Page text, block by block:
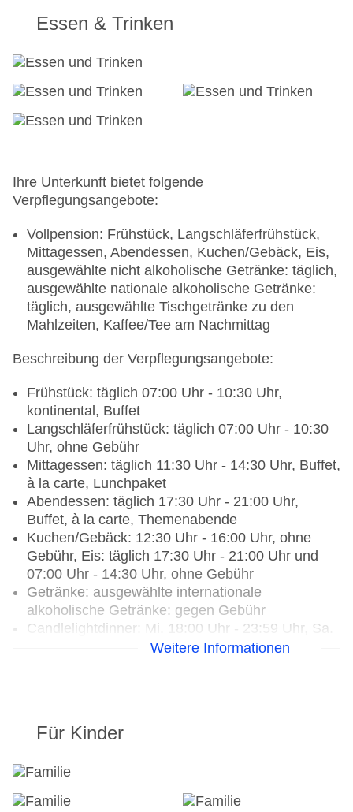
Wellnessbereich, Liegen
Pool „18m-Sport-Pool“: Indoor, beheizbar, im
Wellnessbereich, Liegen
Kinderpool „Kinderaußenpool“: saisonabhängig,
Outdoor, mit Außenbecken, im Wellnessbereich
beheizbar, Liegen, Liegestühle, Sonnenschirme
Wellnessbereich
Whirlpool „Whirlpool im Felsen-BAD“: Indoor,
Badetücher: ohne Gebühr
Souvenirshop, Ladenzeile, Boutique
Arzt: Sprachen: deutsch
Internet: WLAN/WiFi, im gesamten Hotel
(Anlage): ohne Gebühr
Wäscheservice: gegen Gebühr
Zahlungsarten: TUI Card / VISA, MasterCard,
Haustiere nicht erlaubt
Parkmöglichkeiten: Parkplatz (nach
Verfügbarkeit), unbewacht, Garage: ohne Gebühr,
Stellplätze, überdacht
Tagungseinrichtungen: Tageslicht,
Tagungsequipment
Größe des Hotels/Anlage: 64000 qm
Gebäudeanzahl: 1, Etagen: 6, Zimmer: 126
Landeskategorie: 4,5 Sterne
Essen & Trinken
Ihre Unterkunft bietet folgende
Verpflegungsangebote:
Vollpension: Frühstück, Langschläferfrühstück,
Mittagessen, Abendessen, Kuchen/Gebäck, Eis,
ausgewählte nicht alkoholische Getränke: täglich,
ausgewählte nationale alkoholische Getränke:
täglich, ausgewählte Tischgetränke zu den
Mahlzeiten, Kaffee/Tee am Nachmittag
Beschreibung der Verpflegungsangebote:
Frühstück: täglich 07:00 Uhr - 10:30 Uhr,
kontinental, Buffet
Langschläferfrühstück: täglich 07:00 Uhr - 10:30
Uhr, ohne Gebühr
Mittagessen: täglich 11:30 Uhr - 14:30 Uhr, Buffet,
à la carte, Lunchpaket
Abendessen: täglich 17:30 Uhr - 21:00 Uhr,
Buffet, à la carte, Themenabende
Kuchen/Gebäck: 12:30 Uhr - 16:00 Uhr, ohne
Gebühr, Eis: täglich 17:30 Uhr - 21:00 Uhr und
07:00 Uhr - 14:30 Uhr, ohne Gebühr
Getränke: ausgewählte internationale
alkoholische Getränke: gegen Gebühr
Candlelightdinner: Mi. 18:00 Uhr - 23:59 Uhr, Sa.
18:00 Uhr - 23:59 Uhr, Anfrage nicht notwendig,
Wein/Bier/Softdrinks, Sekt,
Hauseigenes Feuerwerk
Restaurants: 2
Weitere Informationen
Für Kinder